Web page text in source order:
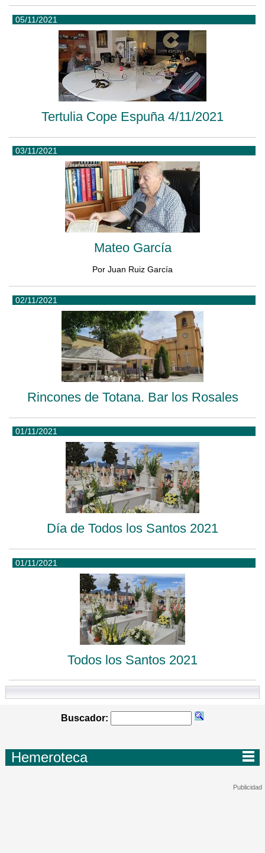
05/11/2021
Tertulia Cope Espuña 4/11/2021
03/11/2021
Mateo García
Por Juan Ruiz García
02/11/2021
Rincones de Totana. Bar los Rosales
01/11/2021
Día de Todos los Santos 2021
01/11/2021
Todos los Santos 2021
Buscador:
Hemeroteca